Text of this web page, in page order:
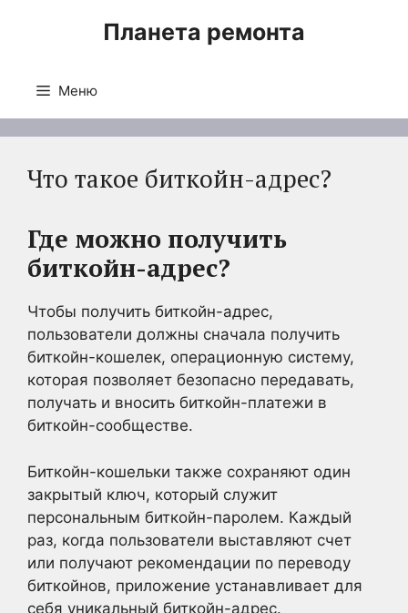
Планета ремонта
Меню
Что такое биткойн-адрес?
Где можно получить
биткойн-адрес?
Чтобы получить биткойн-адрес,
пользователи должны сначала получить
биткойн-кошелек, операционную систему,
которая позволяет безопасно передавать,
получать и вносить биткойн-платежи в
биткойн-сообществе.
Биткойн-кошельки также сохраняют один
закрытый ключ, который служит
персональным биткойн-паролем. Каждый
раз, когда пользователи выставляют счет
или получают рекомендации по переводу
биткойнов, приложение устанавливает для
себя уникальный биткойн-адрес.